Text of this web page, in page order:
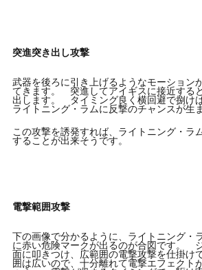
突進突き出し攻撃
武器を後ろに引き上げるようなモーション
てきます。 突進してアイギスに接近する
出します。 タイミング良く横回避で捌け
ライトニング・ラムに反撃のチャンスが生
この攻撃を誘発すれば、ライトニング・ラ
することが出来そうです。
電撃範囲攻撃
下の画像で分かるように、ライトニング・
に赤い危険マークが出るのが合図です。
面に叩きつけ、広範囲の電撃攻撃を仕掛
囲は広いので、十分離れて電撃エフェクト